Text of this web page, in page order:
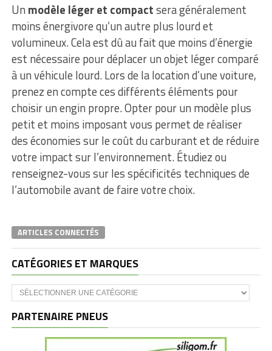
Un modèle léger et compactsera généralement
moins énergivore qu’un autre plus lourd et
volumineux. Cela est dû au fait que moins d’énergie
est nécessaire pour déplacer un objet léger comparé
à un véhicule lourd. Lors de la location d’une voiture,
prenez en compte ces différents éléments pour
choisir un engin propre. Opter pour un modèle plus
petit et moins imposant vous permet de réaliser
des économies sur le coût du carburant et de réduire
votre impact sur l’environnement. Étudiez ou
renseignez-vous sur les spécificités techniques de
l’automobile avant de faire votre choix.
ARTICLES CONNECTÉS
CATÉGORIES ET MARQUES
Catégories
et
PARTENAIRE PNEUS